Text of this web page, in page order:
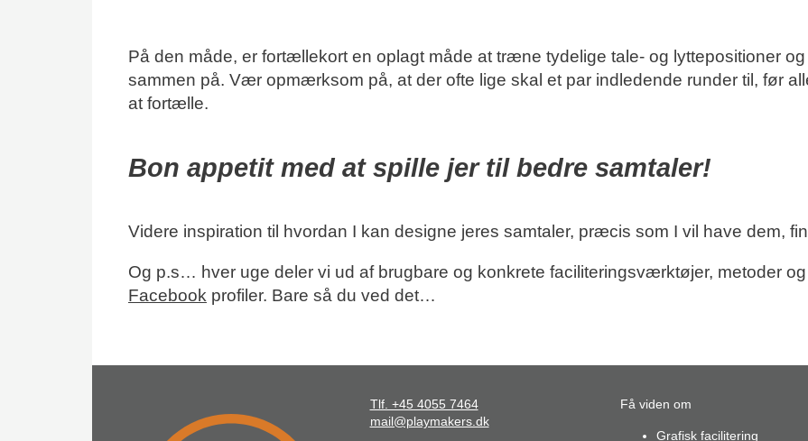
På den måde, er fortællekort en oplagt måde at træne tydelige tale- og lyttepositioner
sammen på. Vær opmærksom på, at der ofte lige skal et par indledende runder til, før
at fortælle.
Bon appetit med at spille jer til bedre samtaler!
Videre inspiration til hvordan I kan designe jeres samtaler, præcis som I vil have dem,
Og p.s… hver uge deler vi ud af brugbare og konkrete faciliteringsværktøjer, metoder
Facebook profiler. Bare så du ved det…
Tlf. +45 4055 7464
mail@playmakers.dk
Få viden om
Grafisk facilitering